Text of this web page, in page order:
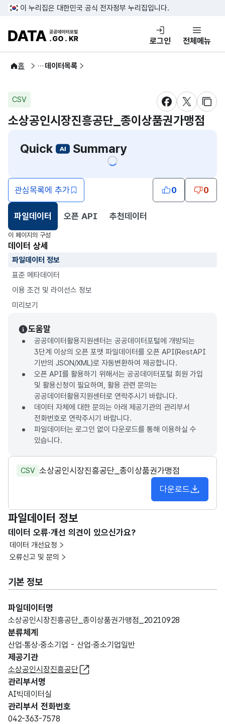
콘텐츠 바로가기
푸터 바로가기
이 누리집은 대한민국 공식 전자정부 누리집입니다.
DATA.GO.KR 공공데이터포털
로그인 전체메뉴
홈
공공데이터 데이터목록
CSV
새창 열림새창 열림
새창
소상공인시장진흥공단_종이상품권가맹점
Quick
Summary
관심목록에 추가 0 0
파일데이터
선택됨
오픈 API 추천데이터
이 페이지의 구성
데이터 상세
파일데이터 정보
표준 메타데이터
이용 조건 및 라이선스 정보
미리보기
도움말
공공데이터활용지원센터는 공공데이터포털에 개방되는
3단계 이상의 오픈 포맷 파일데이터를 오픈 API(RestAPI
기반의 JSON/XML)로 자동변환하여 제공합니다.
오픈 API를 활용하기 위해서는 공공데이터포털 회원 가입
및 활용신청이 필요하며, 활용 관련 문의는
공공데이터활용지원센터로 연락주시기 바랍니다.
데이터 자체에 대한 문의는 아래 제공기관의 관리부서
전화번호로 연락주시기 바랍니다.
파일데이터는 로그인 없이 다운로드를 통해 이용하실 수
있습니다.
CSV 소상공인시장진흥공단_종이상품권가맹점
다운로드
파일데이터 정보
데이터 오류·개선 의견이 있으신가요?
데이터 개선요청
오류신고 및 문의
기본 정보
파일데이터명
소상공인시장진흥공단_종이상품권가맹점_20210928
분류체계
산업·통상·중소기업 - 산업·중소기업일반
제공기관
소상공인시장진흥공단
관리부서명
AI빅데이터실
관리부서 전화번호
042-363-7578